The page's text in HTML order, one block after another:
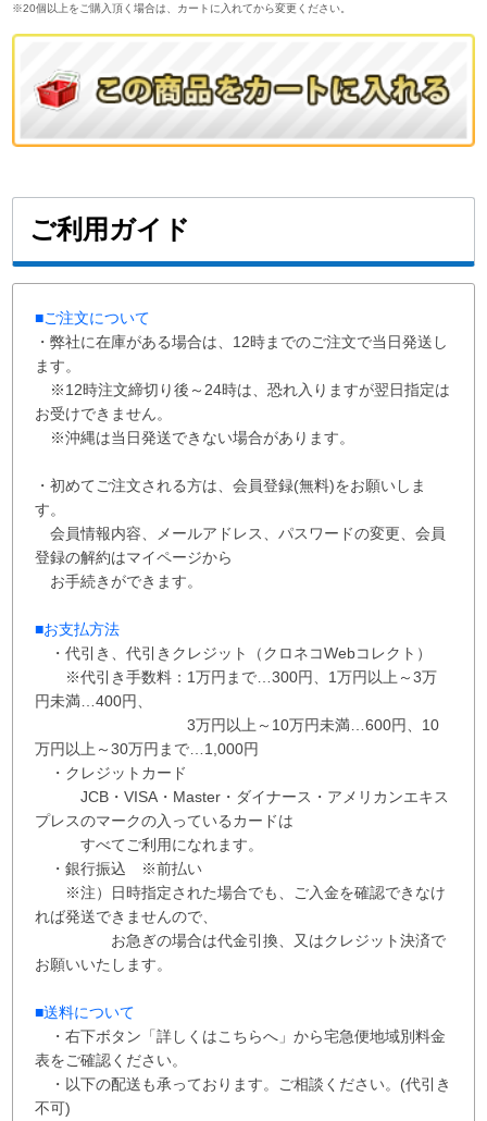
※20個以上をご購入頂く場合は、カートに入れてから変更ください。
ご利用ガイド
■ご注文について
・弊社に在庫がある場合は、12時までのご注文で当日発送し
ます。
※12時注文締切り後～24時は、恐れ入りますが翌日指定は
お受けできません。
※沖縄は当日発送できない場合があります。
・初めてご注文される方は、会員登録(無料)をお願いしま
す。
会員情報内容、メールアドレス、パスワードの変更、会員
登録の解約はマイページから
お手続きができます。
■お支払方法
・代引き、代引きクレジット（クロネコWebコレクト）
※代引き手数料： 1万円まで…300円、 1万円以上～3万
円未満…400円
3万円以上～10万円未満…600円
10
万円以上～30万円まで…1,000円
・クレジットカード
JCB・VISA・Master・ダイナース・アメリカンエキス
プレスのマークの入っているカードは
すべてご利用になれます。
・銀行振込 ※前払い
※注）日時指定された場合でも、ご入金を確認できなけ
れば発送できませんので、
お急ぎの場合は代金引換、又はクレジット決済で
お願いいたします。
■送料について
・右下ボタン 「詳しくはこちらへ」から宅急便地域別料金
表をご確認ください。
・以下の配送も承っております。ご相談ください。(代引き
不可)